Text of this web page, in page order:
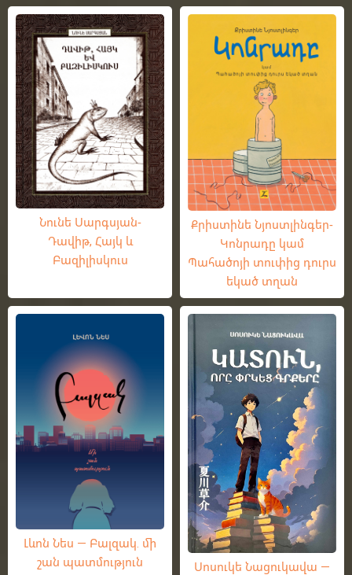
Նունե Սարգսյան-
Դավիթ, Հայկ և
Բազիլիսկուս
Քրիստինե Նյոստլինգեր-
Կոնրադը կամ
Պահածոյի տուփից դուրս
եկած տղան
Լևոն Նես — Բալզակ. մի
շան պատմություն
Սոսուկե Նացուկավա —